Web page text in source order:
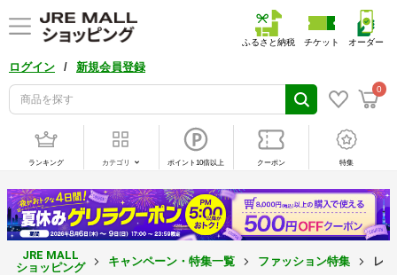
ログイン / 新規会員登録
0
ふるさと納税 チケット オーダー
ランキング カテゴリ ポイント10倍以上 クーポン 特集
JRE MALL
ショッピング
キャンペーン・特集一覧 ファッション特集 レ